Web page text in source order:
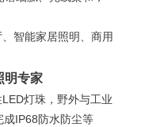
智能家居照明、商用
明专家
灯珠，野外与工业
成IP68防水防尘等